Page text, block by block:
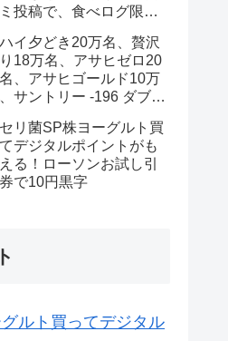
投稿で、食べログ限定
もらえる
イ夕どき20万名、贅沢
18万名、アサヒゼロ20
、アサヒゴールド10万
サントリー -196 ダブル
リ菌SP株ヨーグルト買
デジタルポイントがも
る！ローソンお試し引
で10円黒字
ルト買ってデジタル